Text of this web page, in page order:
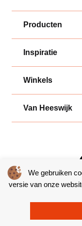
We gebruiken
versie van onze
Producten
Inspiratie
Winkels
Van Heeswijk
© Copyright 2026 –